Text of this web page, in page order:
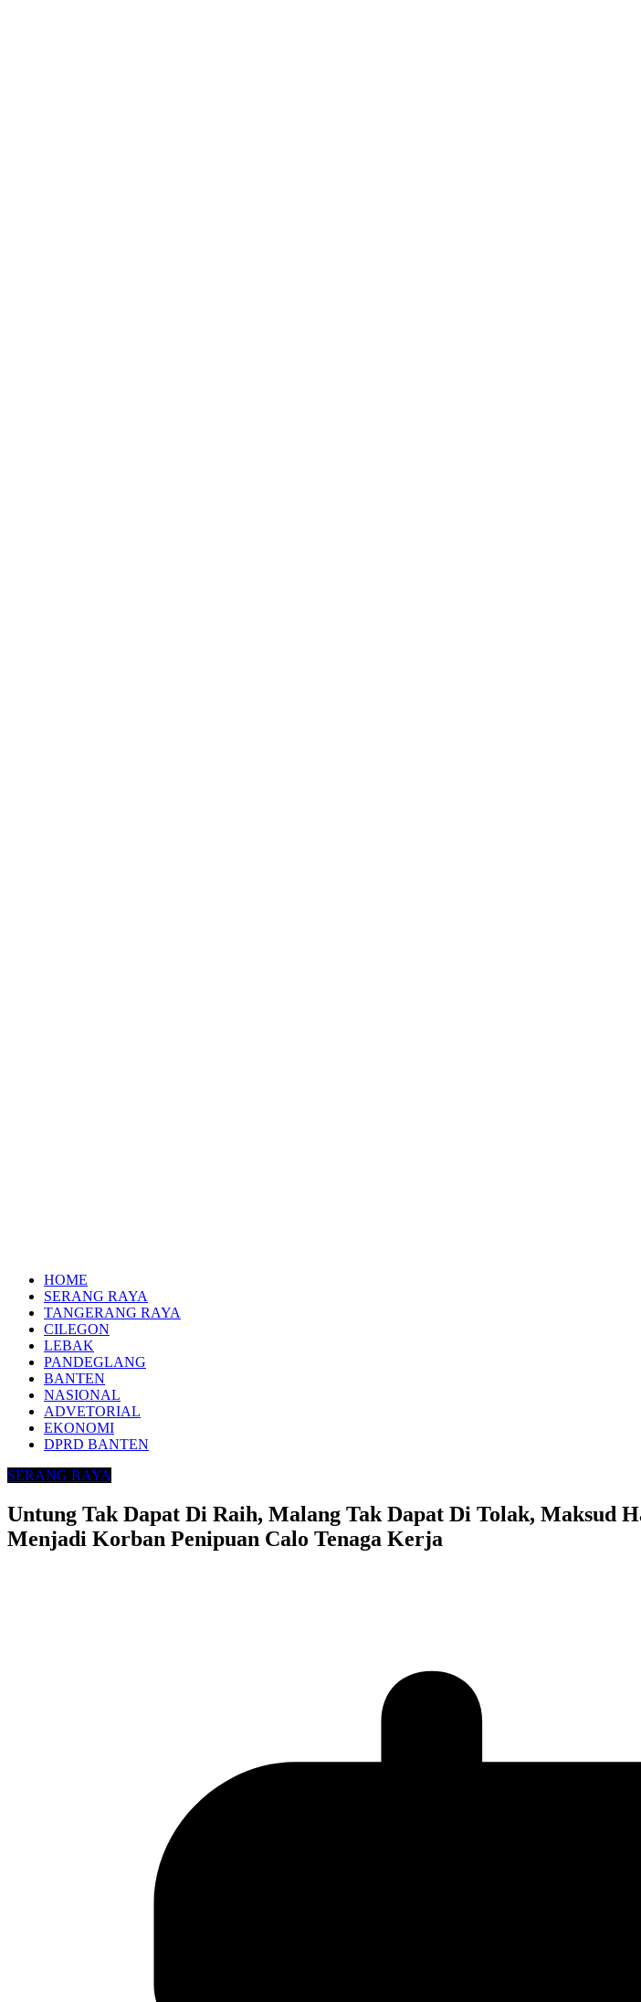
HOME
SERANG RAYA
TANGERANG RAYA
CILEGON
LEBAK
PANDEGLANG
BANTEN
NASIONAL
ADVETORIAL
EKONOMI
DPRD BANTEN
SERANG RAYA
Untung Tak Dapat Di Raih, Malang Tak Dapat Di Tolak, Maksud
Menjadi Korban Penipuan Calo Tenaga Kerja